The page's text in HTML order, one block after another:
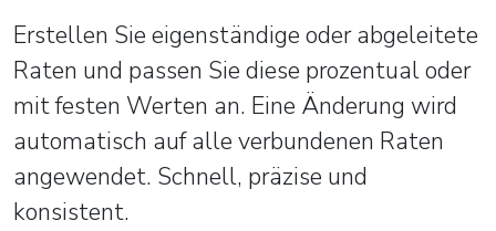
Erstellen Sie eigenständige oder abgeleitete
Raten und passen Sie diese prozentual oder
mit festen Werten an. Eine Änderung wird
automatisch auf alle verbundenen Raten
angewendet. Schnell, präzise und
konsistent.